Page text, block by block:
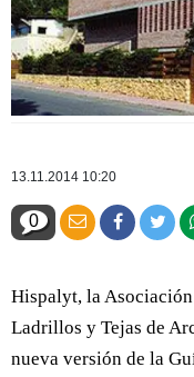
13.11.2014 10:20
0
Hispalyt, la
Ladrillos y Tejas de
nueva versión de la